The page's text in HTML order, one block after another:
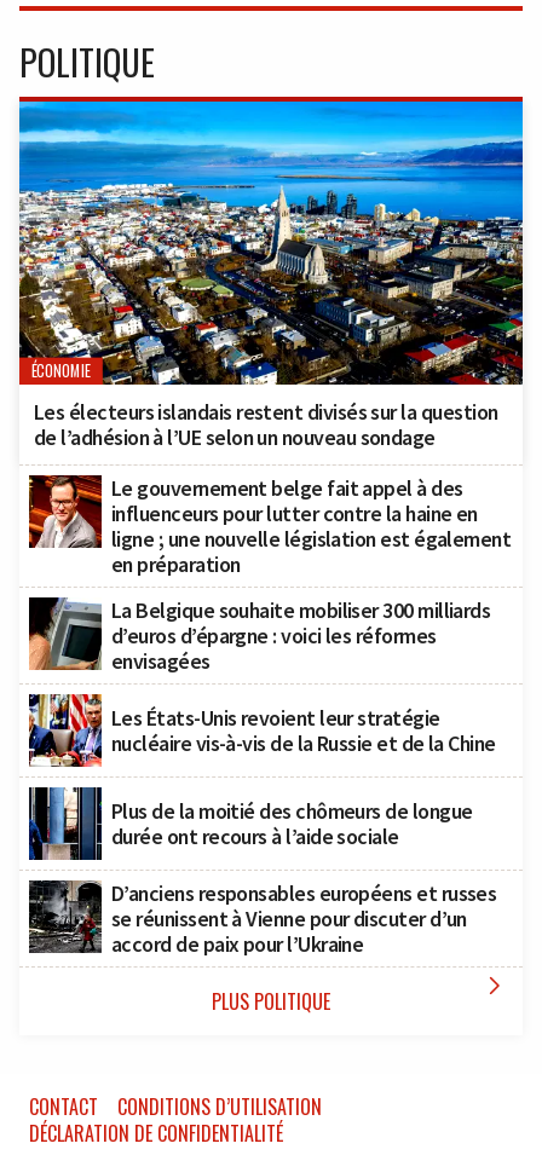
POLITIQUE
ÉCONOMIE
Les électeurs islandais restent divisés sur la question
de l’adhésion à l’UE selon un nouveau sondage
Le gouvernement belge fait appel à des
influenceurs pour lutter contre la haine en
ligne ; une nouvelle législation est également
en préparation
La Belgique souhaite mobiliser 300 milliards
d’euros d’épargne : voici les réformes
envisagées
Les États-Unis revoient leur stratégie
nucléaire vis-à-vis de la Russie et de la Chine
Plus de la moitié des chômeurs de longue
durée ont recours à l’aide sociale
D’anciens responsables européens et russes
se réunissent à Vienne pour discuter d’un
accord de paix pour l’Ukraine
PLUS POLITIQUE 
CONTACT
CONDITIONS D’UTILISATION
DÉCLARATION DE CONFIDENTIALITÉ